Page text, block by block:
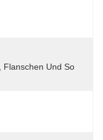
Flanschen Und So